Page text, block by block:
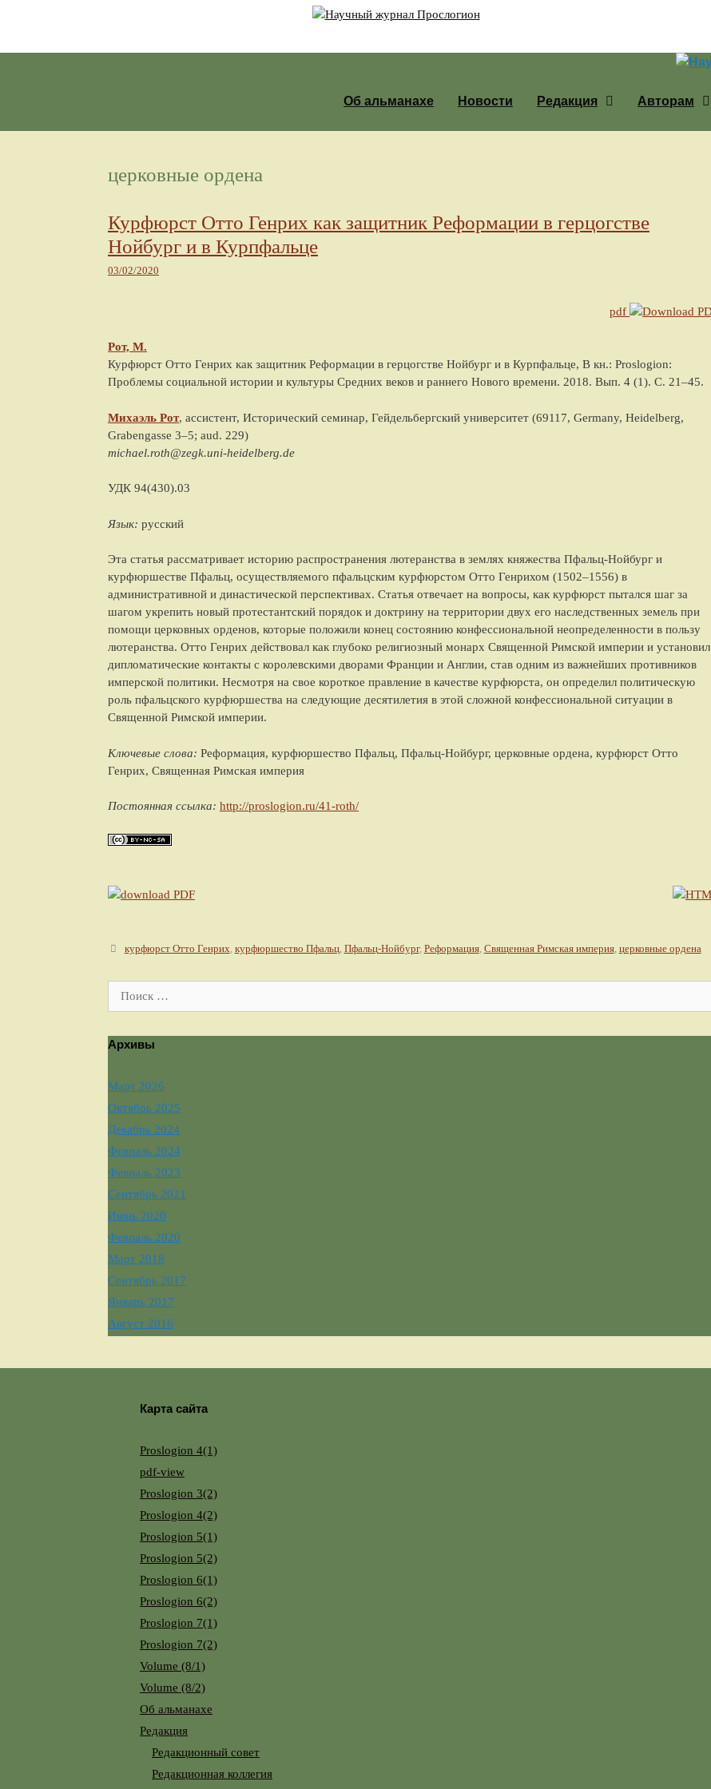
Об альманахе Новости Редакция Авторам
церковные ордена
Курфюрст Отто Генрих как защитник Реформации в герцогстве
Нойбург и в Курпфальце
03/02/2020
pdf
Рот, М.
Курфюрст Отто Генрих как защитник Реформации в герцогстве Нойбург и в Курпфальце, В кн.: Proslogion:
Проблемы социальной истории и культуры Средних веков и раннего Нового времени. 2018. Вып. 4 (1). С. 21–45.
Михаэль Рот, ассистент, Исторический семинар, Гейдельбергский университет (69117, Germany, Heidelberg,
Grabengasse 3–5; aud. 229)
michael.roth@zegk.uni-heidelberg.de
УДК 94(430).03
Язык: русский
Эта статья рассматривает историю распространения лютеранства в землях княжества Пфальц-Нойбург и
курфюршестве Пфальц, осуществляемого пфальцским курфюрстом Отто Генрихом (1502–1556) в
административной и династической перспективах. Статья отвечает на вопросы, как курфюрст пытался шаг за
шагом укрепить новый протестантский порядок и доктрину на территории двух его наследственных земель при
помощи церковных орденов, которые положили конец состоянию конфессиональной неопределенности в пользу
лютеранства. Отто Генрих действовал как глубоко религиозный монарх Священной Римской империи и установил
дипломатические контакты с королевскими дворами Франции и Англии, став одним из важнейших противников
имперской политики. Несмотря на свое короткое правление в качестве курфюрста, он определил политическую
роль пфальцского курфюршества на следующие десятилетия в этой сложной конфессиональной ситуации в
Священной Римской империи.
Ключевые слова: Реформация, курфюршество Пфальц, Пфальц-Нойбург, церковные ордена, курфюрст Отто
Генрих, Священная Римская империя
Постоянная ссылка: http://proslogion.ru/41-roth/
Метки
курфюрст Отто Генрих, курфюршество Пфальц, Пфальц-Нойбург, Реформация, Священная Римская империя, церковные ордена
Поиск:
Архивы
Март 2026
Октябрь 2025
Декабрь 2024
Февраль 2024
Февраль 2023
Сентябрь 2021
Июнь 2020
Февраль 2020
Март 2018
Сентябрь 2017
Январь 2017
Август 2016
Карта сайта
Proslogion 4(1)
pdf-view
Proslogion 3(2)
Proslogion 4(2)
Proslogion 5(1)
Proslogion 5(2)
Proslogion 6(1)
Proslogion 6(2)
Proslogion 7(1)
Proslogion 7(2)
Volume (8/1)
Volume (8/2)
Об альманахе
Редакция
Редакционный совет
Редакционная коллегия